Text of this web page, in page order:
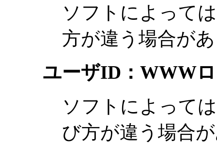
ソフトによって
方が違う場合が
ユーザID：WWW
ソフトによって
び方が違う場合